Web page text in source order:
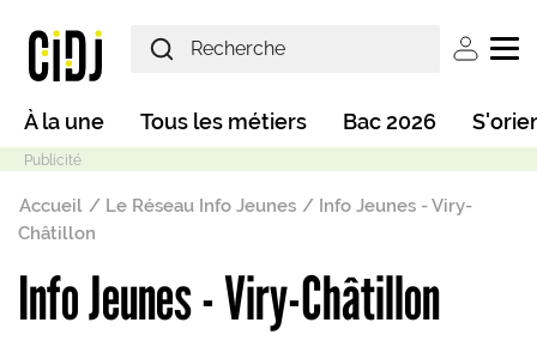
User
Main navigation
À la une Tous les métiers Bac 2026
Mode sombre
Fil d'Ariane
Accueil Le Réseau Info Jeunes
Info Jeunes - Viry-
Châtillon
Info Jeunes - Viry-Châtillon